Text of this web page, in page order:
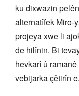
ku dixwazin
alternatîfek Miro-
projeya xwe li
de hilînin. Bi
hevkarî û
vebijarka çêtirîn e.